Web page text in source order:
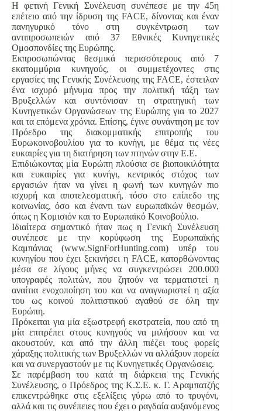
Η φετινή Γενική Συνέλευση συνέπεσε με την 45η
επέτειο από την ίδρυση της FACE, δίνοντας και έναν
πανηγυρικό τόνο στη συγκέντρωση των
αντιπροσωπειών από 37 Εθνικές Κυνηγετικές
Ομοσπονδίες της Ευρώπης.
Εκπροσωπώντας θεσμικά περισσότερους από 7
εκατομμύρια κυνηγούς, οι συμμετέχοντες στις
εργασίες της Γενικής Συνέλευσης της FACE, έστειλαν
ένα ισχυρό μήνυμα προς την πολιτική τάξη των
Βρυξελλών και συντόνισαν τη στρατηγική των
Κυνηγετικών Οργανώσεων της Ευρώπης για το 2027
και τα επόμενα χρόνια. Επίσης, έγινε συνάντηση με τον
Πρόεδρο της διακομματικής επιτροπής του
Ευρωκοινοβουλίου για το κυνήγι, με θέμα τις νέες
ευκαιρίες για τη διατήρηση των πτηνών στην Ε.Ε.
Επιδιώκοντας μία Ευρώπη πλούσια σε βιοποικιλότητα
και ευκαιρίες για κυνήγι, κεντρικός στόχος των
εργασιών ήταν να γίνει η φωνή των κυνηγών πιο
ισχυρή και αποτελεσματική, τόσο στο επίπεδο της
κοινωνίας, όσο και έναντι των ευρωπαϊκών θεσμών,
όπως η Κομισιόν και το Ευρωπαϊκό Κοινοβούλιο.
Ιδιαίτερα σημαντικό ήταν πως η Γενική Συνέλευση
συνέπεσε με την κορύφωση της Ευρωπαϊκής
Καμπάνιας (www.SignForHunting.com) υπέρ του
κυνηγίου που έχει ξεκινήσει η FACE, κατορθώνοντας
μέσα σε λίγους μήνες να συγκεντρώσει 200.000
υπογραφές πολιτών, που ζητούν να τερματιστεί η
αναίτια ενοχοποίηση του και να αναγνωριστεί η αξία
του ως κοινού πολιτιστικού αγαθού σε όλη την
Ευρώπη.
Πρόκειται για μία εξωστρεφή εκστρατεία, που από τη
μία επιτρέπει στους κυνηγούς να μιλήσουν και να
ακουστούν, και από την άλλη πιέζει τους φορείς
χάραξης πολιτικής των Βρυξελλών να αλλάξουν πορεία
και να συνεργαστούν με τις Κυνηγετικές Οργανώσεις.
Σε παρέμβαση του κατά τη διάρκεια της Γενικής
Συνέλευσης, ο Πρόεδρος της Κ.Σ.Ε. κ. Γ. Αραμπατζής
επικεντρώθηκε στις εξελίξεις γύρω από το τρυγόνι,
αλλά και τις συνέπειες που έχει ο ραγδαία αυξανόμενος